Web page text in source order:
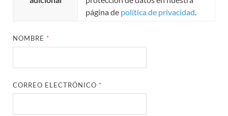
página de política de privacidad.
NOMBRE *
CORREO ELECTRÓNICO *